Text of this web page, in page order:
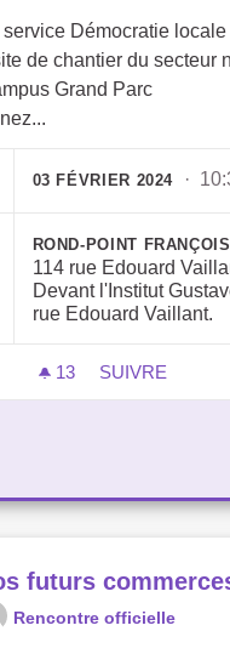
service Démocratie
de chantier du secteur
Grand Parc
03 FÉVRIER 2024 ·
ROND-POINT
114 rue Edouard
Devant l'Institut
rue Edouard Vaillant.
13 13 ABONNÉS
SUIVRE
futurs
Rencontre officielle